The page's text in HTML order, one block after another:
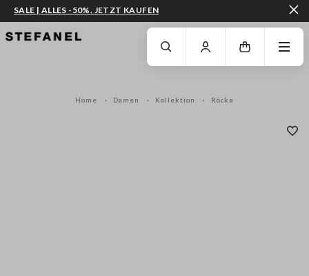
ZUM HAUPTINHALT SPRINGEN GEHEN SIE ZUM ENDE DER SEITE
SALE | ALLES -50%. JETZT KAUFEN
Home Damen Kollektion Röcke